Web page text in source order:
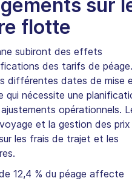
sur
flotte
subiront des effets
des tarifs de
différentes dates de mise
nécessite une
opérationnels.
et la gestion des
les frais de trajet et les
12,4 % du péage affecte